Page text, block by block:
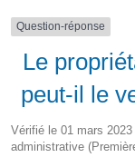
Question-réponse
Le
peut-il le
Vérifié le 01 mars
administrative